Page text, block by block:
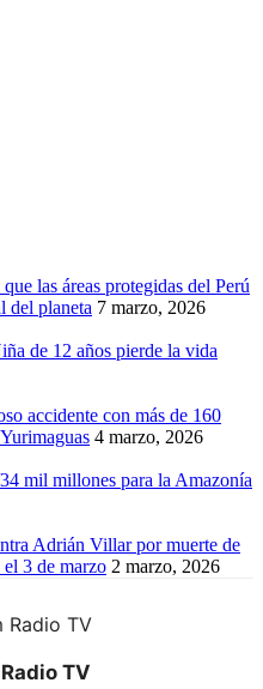
las áreas protegidas del Perú
del planeta 7 marzo, 2026
de 12 años pierde la vida
accidente con más de 160
4 marzo, 2026
mil millones para la Amazonía
Adrián Villar por muerte de
3 de marzo 2 marzo, 2026
TV